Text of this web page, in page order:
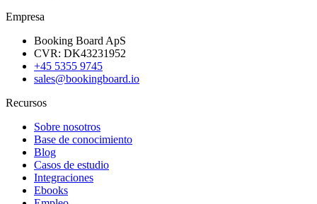
Empresa
Booking Board ApS
CVR: DK43231952
+45 5355 9745
sales@bookingboard.io
Recursos
Sobre nosotros
Base de conocimiento
Blog
Casos de estudio
Integraciones
Ebooks